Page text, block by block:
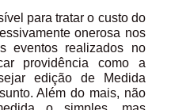
para tratar o custo do
onerosa nos
eventos realizados no
providência como a
edição de Medida
Além do mais, não